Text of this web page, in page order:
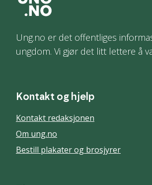
Ung.no er det offentliges
ungdom. Vi gjør det litt lettere å
Kontakt og hjelp
Kontakt redaksjonen
Om ung.no
Bestill plakater og brosjyrer